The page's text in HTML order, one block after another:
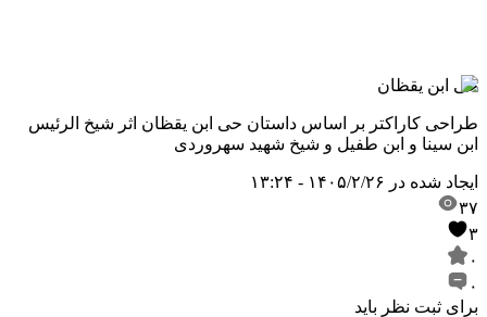
حی ابن یقظان
طراحی کاراکتر بر اساس داستان حی ابن یقظان اثر شیخ الرئیس
ابن سینا و ابن طفیل و شیخ شهید سهروردی
ایجاد شده در ۱۴۰۵/۲/۲۶ - ۱۳:۲۴
۳۷
۳
۰
۰
برای ثبت نظر باید